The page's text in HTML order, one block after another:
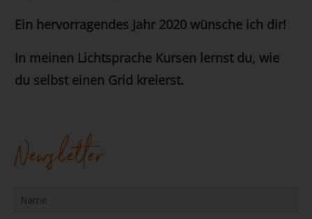
Ein hervorragendes Jahr 2020 wünsche ich dir!
In meinen Lichtsprache Kursen lernst du, wie
du selbst einen Grid kreierst.
Newsletter